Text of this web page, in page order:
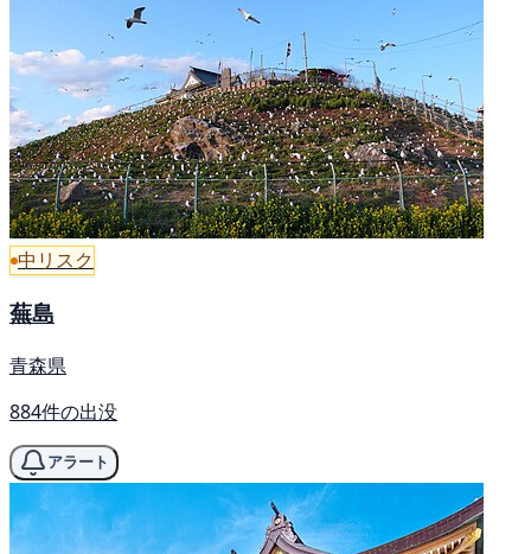
中リスク
蕪島
青森県
884件の出没
アラート